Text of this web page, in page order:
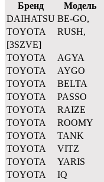
Бренд
Модель
DAIHATSU BE-GO,
TOYOTA
RUSH,
[3SZVE]
TOYOTA
AGYA
TOYOTA
AYGO
TOYOTA
BELTA
TOYOTA
PASSO
TOYOTA
RAIZE
TOYOTA
ROOMY
TOYOTA
TANK
TOYOTA
VITZ
TOYOTA
YARIS
TOYOTA
IQ